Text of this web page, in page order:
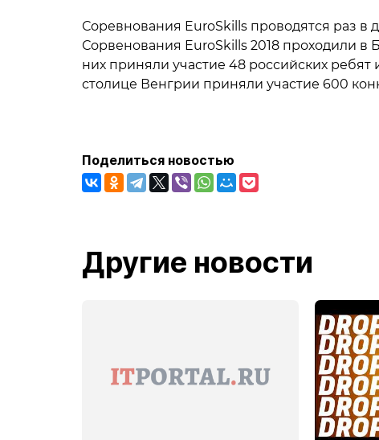
Соревнования EuroSkills проводятся раз в
Сорвенования EuroSkills 2018 проходили
них приняли участие 48 российских ребят
столице Венгрии приняли участие 600
Поделиться новостью
Другие новости